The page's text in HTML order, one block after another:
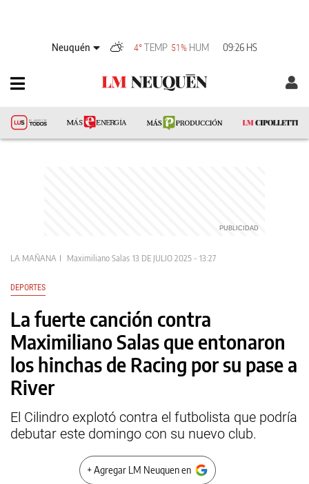
Neuquén 4° TEMP 51% HUM 09:26 HS
LA MAÑANA Maximiliano Salas 13 DE JULIO 2025 - 13:27
DEPORTES
La fuerte canción contra
Maximiliano Salas que entonaron
los hinchas de Racing por su pase a
River
El Cilindro explotó contra el futbolista que podría
debutar este domingo con su nuevo club.
+ Agregar LM Neuquen en